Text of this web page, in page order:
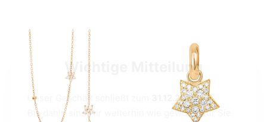
Wichtige Mitteilung
Unser Geschäft schließt zum 31.12.2026.
Bis dahin sind wir weiterhin wie gewohnt für Sie